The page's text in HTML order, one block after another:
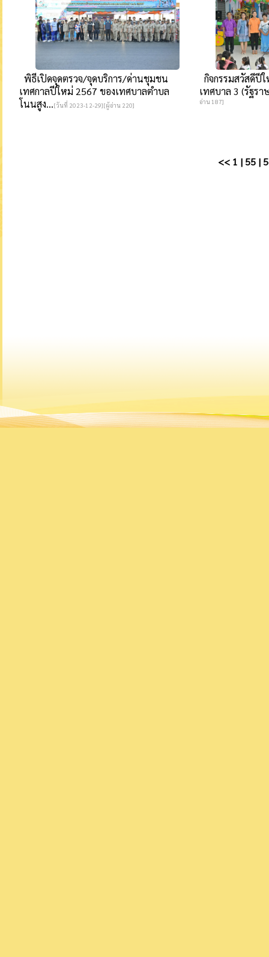
พิธีเปิดจุดตรวจ/จุดบริการ/ด่านชุมชน
เทศกาลปีใหม่ 2567 ของเทศบาลตำบล
โนนสูง...[วันที่ 2023-12-29][ผู้อ่าน 220]
กิจกรรมสวัสดีปี
เทศบาล 3 (รัฐร
อ่าน 187]
<< 1 | 55 |